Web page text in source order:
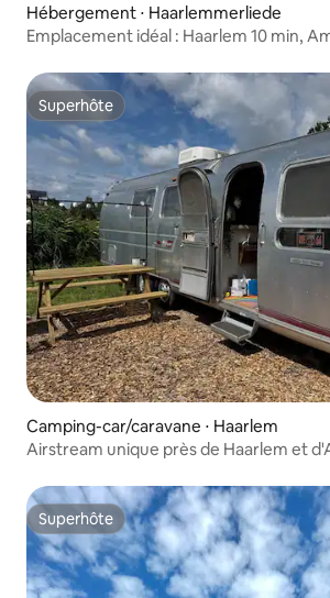
Hébergement ⋅ Haarlemmerliede
Emplacement idéal : Haarlem 10 min,
Superhôte
Superhôte
Camping-car/caravane ⋅ Haarlem
Airstream unique près de Haarlem et
Superhôte
Superhôte